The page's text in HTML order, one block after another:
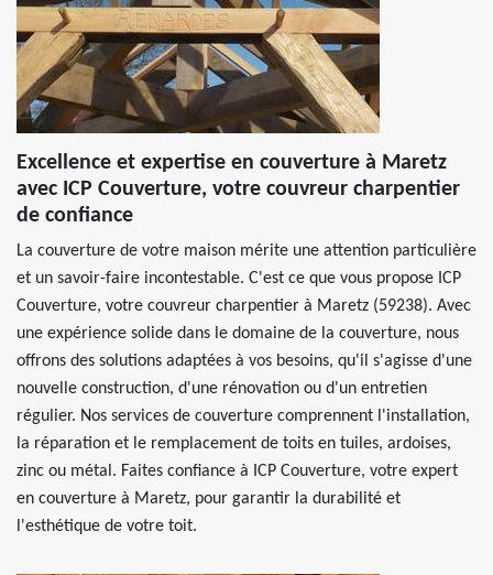
Excellence et expertise en couverture à Maretz
avec ICP Couverture, votre couvreur charpentier
de confiance
La couverture de votre maison mérite une attention particulière
et un savoir-faire incontestable. C'est ce que vous propose ICP
Couverture, votre couvreur charpentier à Maretz (59238). Avec
une expérience solide dans le domaine de la couverture, nous
offrons des solutions adaptées à vos besoins, qu'il s'agisse d'une
nouvelle construction, d'une rénovation ou d'un entretien
régulier. Nos services de couverture comprennent l'installation,
la réparation et le remplacement de toits en tuiles, ardoises,
zinc ou métal. Faites confiance à ICP Couverture, votre expert
en couverture à Maretz, pour garantir la durabilité et
l'esthétique de votre toit.